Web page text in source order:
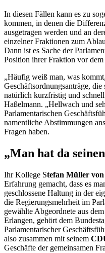
In diesen Fällen kann es zu
kommen, in denen die
ausgetragen werden und an
einzelner Fraktionen zum
Dann ist es Sache der
Position ihrer Fraktion vor
„Häufig weiß man, was
Geschäftsordnungsanträge,
natürlich kurzfristig und
Haßelmann. „Hellwach und
Parlamentarischen
namentliche Abstimmungen
Fragen haben.
„Man hat da
Ihr Kollege Stefan Müller
Erfahrung gemacht, dass es
geschlossene Haltung in der
die Regierungsmehrheit im
gewählte Abgeordnete aus
Erlangen, gehört dem
Parlamentarischer
also zusammen mit seinem
Geschäfte der gemeinsamen